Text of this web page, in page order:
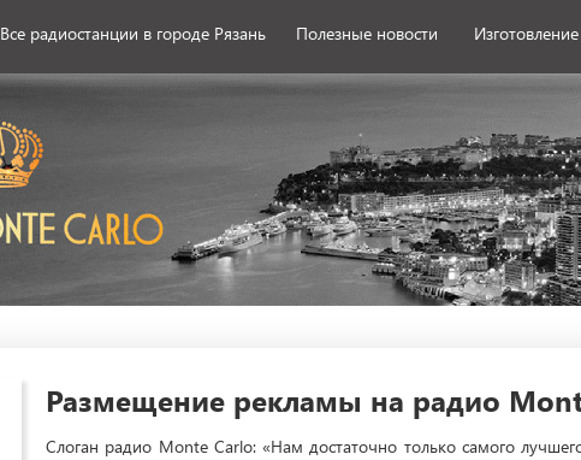
Все радиостанции в городе Рязань Полезные новости
Размещение рекламы на радио
Слоган радио Monte Carlo: «Нам достаточно только самого